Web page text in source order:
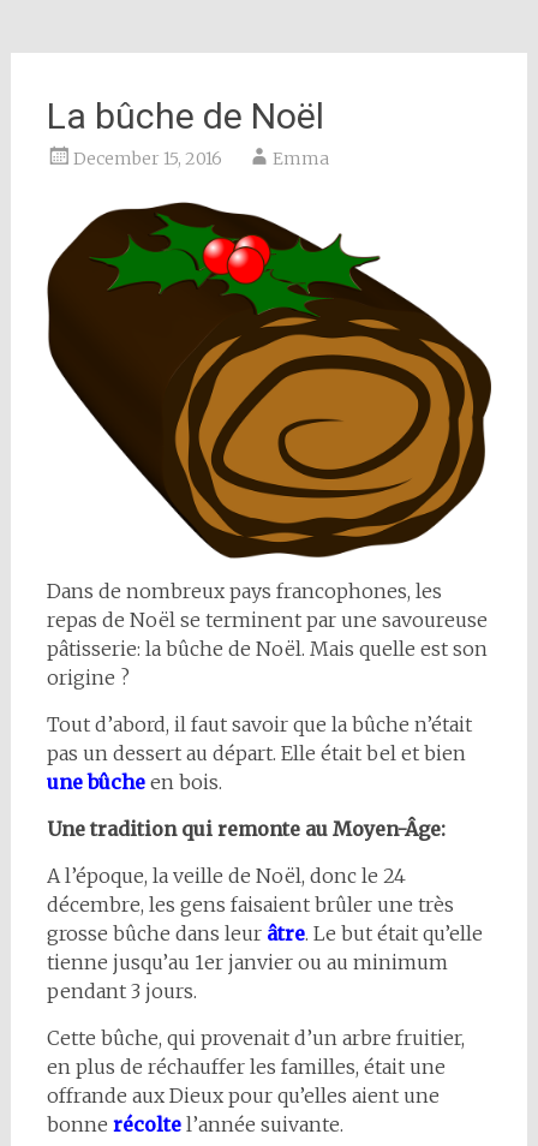
La bûche de Noël
December 15, 2016 Emma
Dans de nombreux pays francophones, les
repas de Noël se terminent par une savoureuse
pâtisserie: la bûche de Noël. Mais quelle est son
origine ?
Tout d’abord, il faut savoir que la bûche n’était
pas un dessert au départ. Elle était bel et bien
une bûcheen bois.
Une tradition qui remonte au Moyen-Âge:
A l’époque, la veille de Noël, donc le 24
décembre, les gens faisaient brûler une très
grosse bûche dans leur âtre. Le but était qu’elle
tienne jusqu’au 1er janvier ou au minimum
pendant 3 jours.
Cette bûche, qui provenait d’un arbre fruitier,
en plus de réchauffer les familles, était une
offrande aux Dieux pour qu’elles aient une
bonne récoltel’année suivante.